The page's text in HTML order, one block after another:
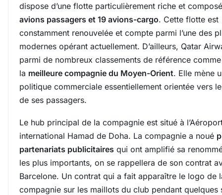
dispose d’une flotte particulièrement riche et
avions passagers et 19 avions-cargo. Cette flotte est
constamment renouvelée et compte parmi l’une des
modernes opérant actuellement. D’ailleurs, Qatar
parmi de nombreux classements de référence comme
la meilleure compagnie du Moyen-Orient. Elle mène
politique commerciale essentiellement orientée vers
de ses passagers.
Le hub principal de la compagnie est situé à
international Hamad de Doha. La compagnie a noué
partenariats publicitaires qui ont amplifié sa
les plus importants, on se rappellera de son contrat
Barcelone. Un contrat qui a fait apparaître le logo de
compagnie sur les maillots du club pendant quelques